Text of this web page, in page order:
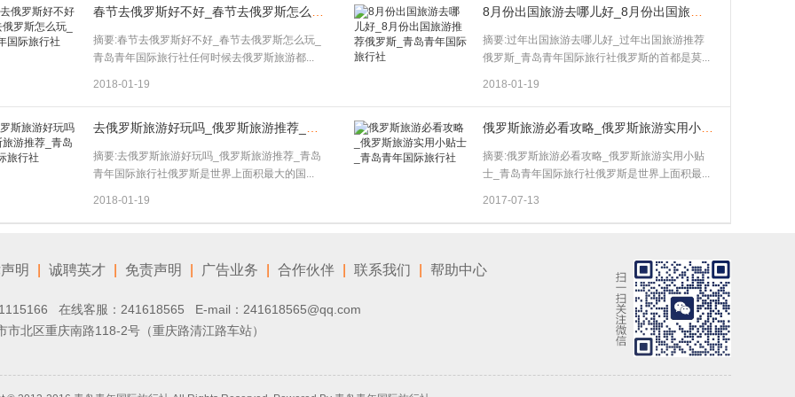
摘要:春节去俄罗斯好不好_春节去俄罗斯怎么玩_
青岛青年国际旅行社任何时候去俄罗斯旅游都...
2018-01-19
摘要:过年出国旅游去哪儿好_过年出国旅游推荐
俄罗斯_青岛青年国际旅行社俄罗斯的首都是莫...
2018-01-19
摘要:去俄罗斯旅游好玩吗_俄罗斯旅游推荐_青岛
青年国际旅行社俄罗斯是世界上面积最大的国...
2018-01-19
摘要:俄罗斯旅游必看攻略_俄罗斯旅游实用小贴
士_青岛青年国际旅行社俄罗斯是世界上面积最...
2017-07-13
明 诚聘英才 免责声明 广告业务 合作伙伴 联系我们 帮助中心
在线客服： 241618565 E-mail：241618565@qq.com
市北区重庆南路118-2号（重庆路清江路车站）